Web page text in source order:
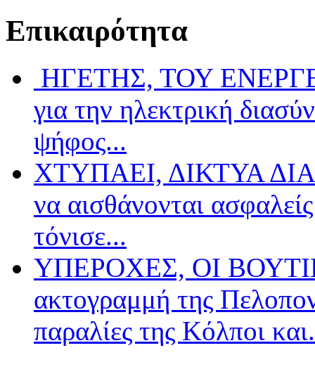
Επικαιρότητα
ΗΓΕΤΗΣ, ΤΟΥ
για την ηλεκτρική
ψήφος...
ΧΤΥΠΑΕΙ, ΔΙΚΤΥΑ
να αισθάνονται
τόνισε...
ΥΠΕΡΟΧΕΣ, ΟΙ
ακτογραμμή της
παραλίες της Κόλποι